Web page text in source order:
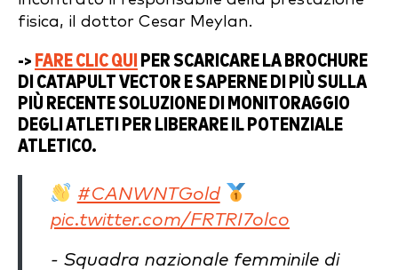
fisica, il dottor Cesar Meylan.
-> FARE CLIC QUI PER SCARICARE LA BROCHURE
DI CATAPULT VECTOR E SAPERNE DI PIÙ SULLA
PIÙ RECENTE SOLUZIONE DI MONITORAGGIO
DEGLI ATLETI PER LIBERARE IL POTENZIALE
ATLETICO.
#CANWNTGold
pic.twitter.com/FRTRI7olco
- Squadra nazionale femminile di